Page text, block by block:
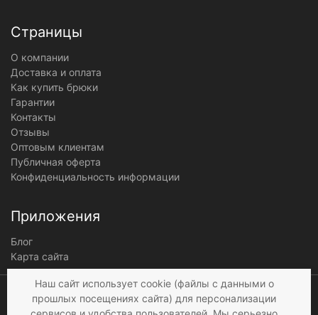
Страницы
О компании
Доставка и оплата
Как купить брюки
Гарантии
Контакты
Отзывы
Оптовым клиентам
Публичная оферта
Конфиденциальность информации
Приложения
Блог
Карта сайта
Мы получаем и
обрабатываем
Наш сайт использует cookie (файлы с данными о
прошлых посещениях сайта) для персонализации